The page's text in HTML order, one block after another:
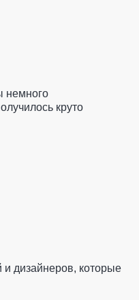
немного
круто
и дизайнеров, которые